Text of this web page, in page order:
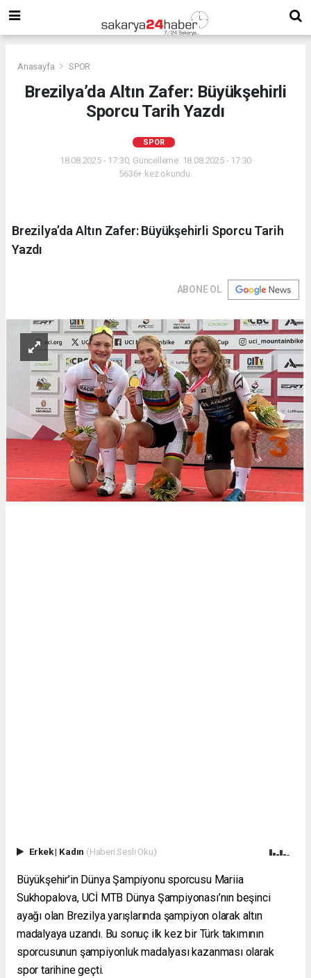
Anasayfa SPOR
Brezilya’da Altın Zafer: Büyükşehirli
Sporcu Tarih Yazdı
SPOR
18.08.2025 - 17:30, Güncelleme: 18.08.2025 - 17:30
5636+ kez okundu.
Brezilya’da Altın Zafer: Büyükşehirli Sporcu Tarih
Yazdı
ABONE OL
Erkek| Kadın (Haberi Sesli Oku)
Büyükşehir’in Dünya Şampiyonu sporcusu Mariia
Sukhopalova, UCİ MTB Dünya Şampiyonası’nın beşinci
ayağı olan Brezilya yarışlarında şampiyon olarak altın
madalyaya uzandı. Bu sonuç ilk kez bir Türk takımının
sporcusunun şampiyonluk madalyası kazanması olarak
spor tarihine geçti.